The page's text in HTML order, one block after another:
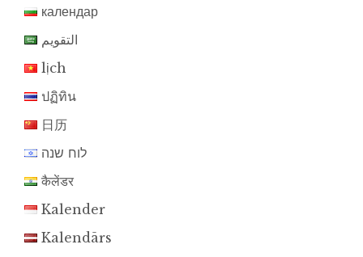
календар
التقويم
lịch
ปฏิทิน
日历
לוח שנה
कैलेंडर
Kalender
Kalendārs